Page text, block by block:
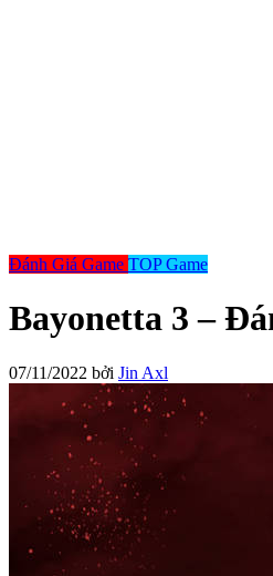
Đánh Giá Game TOP Game
Bayonetta 3 –
07/11/2022 bởi Jin Axl